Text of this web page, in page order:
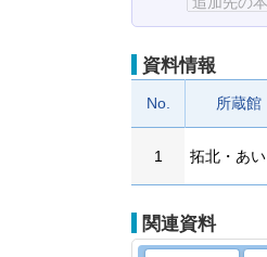
資料情報
No. 所蔵館
1 拓北・あい
関連資料